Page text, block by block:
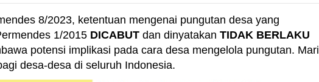
8/2023, ketentuan mengenai pungutan desa yang
1/2015 DICABUT dan dinyatakan TIDAK BERLAKU
potensi implikasi pada cara desa mengelola pungutan. Mari
desa-desa di seluruh Indonesia.